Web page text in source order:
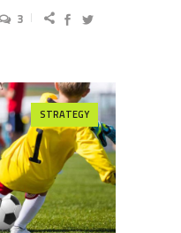
3
STRATEGY